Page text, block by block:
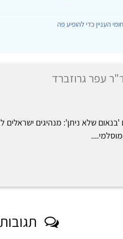
העניין כדי להופיע פה
עפר גרוזברד
שלא ניתן': מנהיגים ישראלים
תגובות